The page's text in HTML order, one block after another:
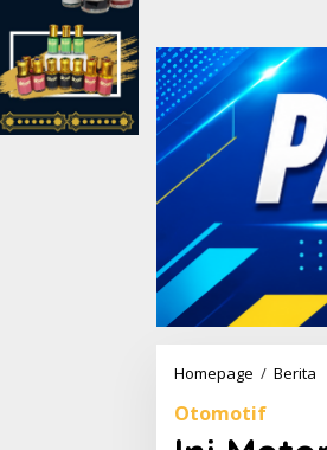
Homepage / Berita
Otomotif